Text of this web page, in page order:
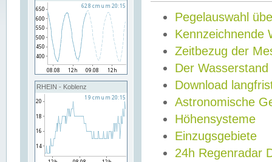
RHEIN - Koblenz
Pegelauswahl
Kennzeichnende
Zeitbezug der
Der Wasserstand
Download
Astronomische
Höhensysteme
Einzugsgebiete
24h Regenradar